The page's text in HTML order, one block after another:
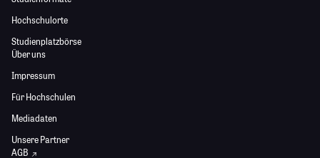
Hochschulorte
Studienplatzbörse
Über uns
Impressum
Für Hochschulen
Mediadaten
Unsere Partner
AGB